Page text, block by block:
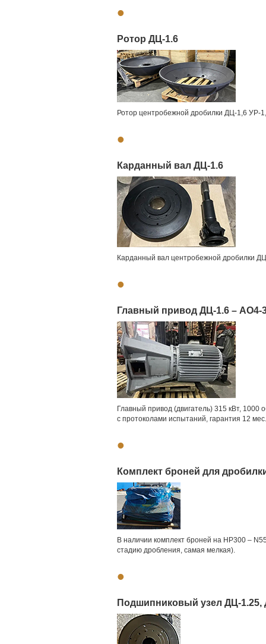
•
Ротор ДЦ-1.6
Ротор центробежной дробилки ДЦ-1,6 УР-
•
Карданный вал ДЦ-1.6
Карданный вал центробежной дробилки
•
Главный привод ДЦ-1.6 – АО4-
Главный привод (двигатель) 315 кВт,
с протоколами испытаний, гарантия 12 мес.
•
Комплект броней для
В наличии комплект броней на НР300 –
стадию дробления, самая мелкая).
•
Подшипниковый узел ДЦ-1.25,